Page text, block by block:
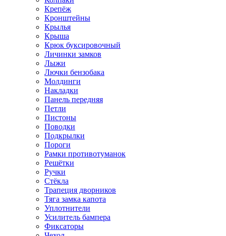
Крепёж
Кронштейны
Крылья
Крыша
Крюк буксировочный
Личинки замков
Лыжи
Лючки бензобака
Молдинги
Накладки
Панель передняя
Петли
Пистоны
Поводки
Подкрылки
Пороги
Рамки противотуманок
Решётки
Ручки
Стёкла
Трапеция дворников
Тяга замка капота
Уплотнители
Усилитель бампера
Фиксаторы